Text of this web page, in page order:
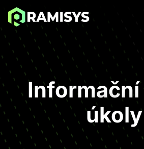
Informační
úkoly